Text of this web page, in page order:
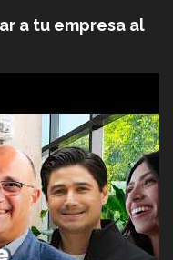
a tu empresa al